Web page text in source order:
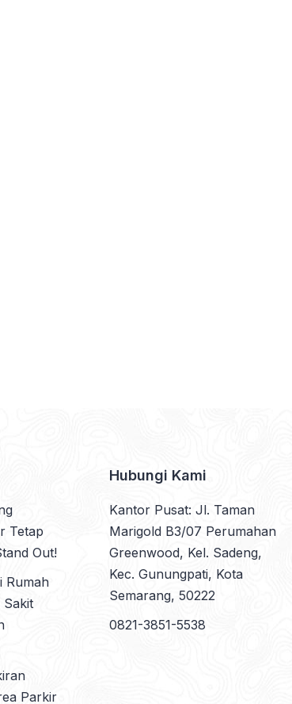
Tetap
Out!
Rumah
Sakit
Parkir
Hubungi Kami
Kantor Pusat: Jl. Taman
Marigold B3/07 Perumahan
Greenwood, Kel. Sadeng,
Kec. Gunungpati, Kota
Semarang, 50222
0821-3851-5538